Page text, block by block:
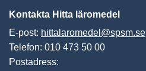
Kontakta Hitta läromedel
E-post: hittalaromedel@spsm.se
Telefon: 010 473 50 00
Postadress: